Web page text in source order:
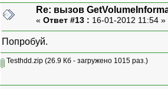
Re: вызов
« Ответ #13 : 16-01-2012 11:54 »
Попробуй.
Testhdd.zip (26.9 Кб - загружено 1015 раз.)